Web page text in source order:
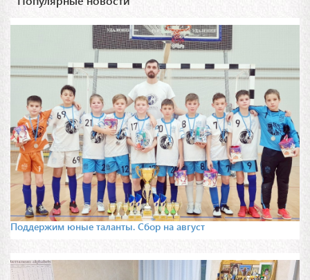
Поддержим юные таланты. Сбор на август